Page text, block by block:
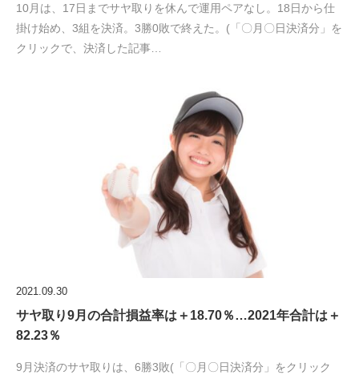
10月は、17日までサヤ取りを休んで運用ペアなし。18日から仕
掛け始め、3組を決済。3勝0敗で終えた。(「〇月〇日決済分」を
クリックで、決済した記事…
2021.09.30
サヤ取り9月の合計損益率は＋18.70％…2021年合計は＋
82.23％
9月決済のサヤ取りは、6勝3敗(「〇月〇日決済分」をクリック